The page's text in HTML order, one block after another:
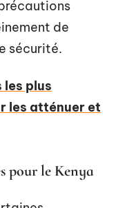
de
sécurité.
les plus
les atténuer et
pour le Kenya